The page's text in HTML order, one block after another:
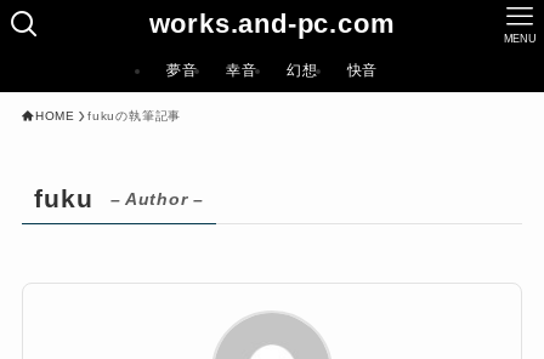
works.and-pc.com MENU
夢音 幸音 幻想 快音
HOME fukuの執筆記事
fuku – Author –